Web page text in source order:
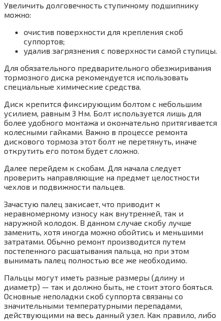
Увеличить долговечность ступичному подшипнику
можно:
очистив поверхности для крепления скоб
суппортов;
удалив загрязнения с поверхности самой ступицы.
Для обязательного предварительного обезжиривания
тормозного диска рекомендуется использовать
специальные химические средства.
Диск крепится фиксирующим болтом с небольшим
усилием, равным 3 Нм. Болт используется лишь для
более удобного монтажа и окончательно притягивается
колесными гайками. Важно в процессе ремонта
дискового тормоза этот болт не перетянуть, иначе
открутить его потом будет сложно.
Далее перейдем к скобам. Для начала следует
проверить направляющие на предмет целостности
чехлов и подвижности пальцев.
Зачастую палец закисает, что приводит к
неравномерному износу как внутренней, так и
наружной колодок. В данном случае скобу лучше
заменить, хотя иногда можно обойтись и меньшими
затратами. Обычно ремонт производится путем
постепенного расшатывания пальца, но при этом
вынимать палец полностью все же необходимо.
Пальцы могут иметь разные размеры (длину и
диаметр) — так и должно быть, не стоит этого бояться.
Основные неполадки скоб суппорта связаны со
значительными температурными перепадами,
действующими на весь данный узел. Как правило, либо